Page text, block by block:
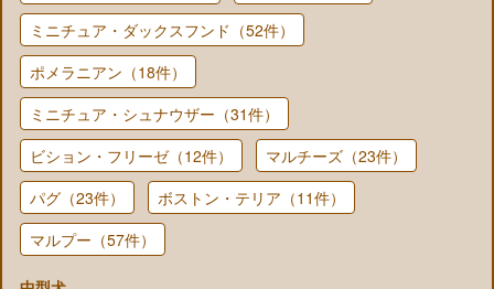
ミニチュア・ダックスフンド（52件）
ポメラニアン（18件）
ミニチュア・シュナウザー（31件）
ビション・フリーゼ（12件）
マルチーズ（23件）
パグ（23件）
ボストン・テリア（11件）
マルプー（57件）